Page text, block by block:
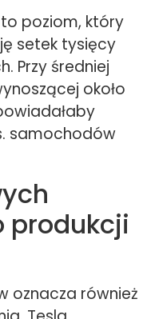
to poziom, który
setek tysięcy
Przy średniej
około
samochodów
produkcji
oznacza również